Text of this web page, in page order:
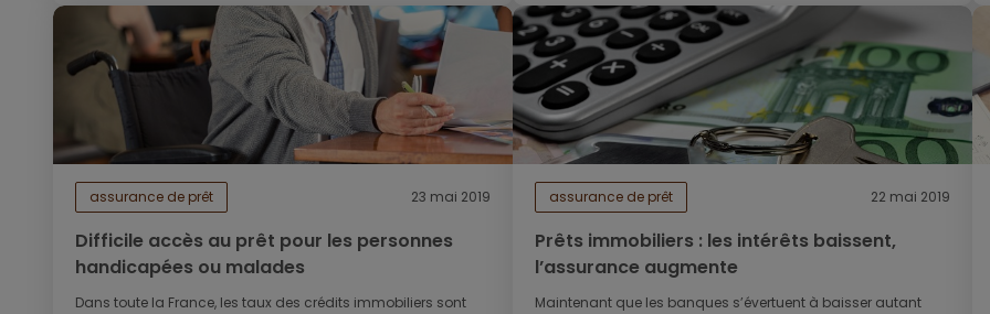
assurance de prêt 23 mai 2019
Difficile accès au prêt pour les personnes
handicapées ou malades
Dans toute la France, les taux des crédits immobiliers sont
assurance de prêt 22 mai 2019
Prêts immobiliers : les intérêts baissent,
l’assurance augmente
Maintenant que les banques s’évertuent à baisser autant